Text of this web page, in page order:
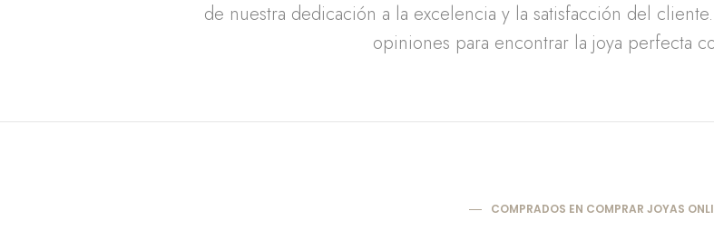
de nuestra dedicación a la excelencia y la satisfacción del
opiniones para encontrar la joya perfecta
COMPRADOS EN COMPRAR JOYAS